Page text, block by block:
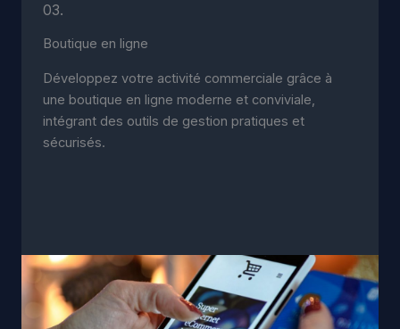
03.
Boutique en ligne
Développez votre activité commerciale grâce à
une boutique en ligne moderne et conviviale,
intégrant des outils de gestion pratiques et
sécurisés.